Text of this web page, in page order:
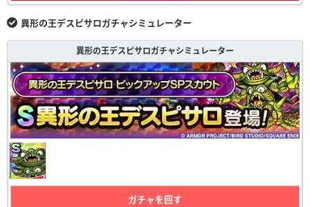
異形の王デスピサロガチャシミュレーター
異形の王デスピサロガチャシミュレーター
ガチャを回す